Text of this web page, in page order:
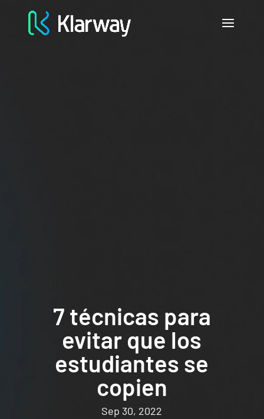
7 técnicas para
evitar que los
estudiantes se
copien
Sep 30, 2022